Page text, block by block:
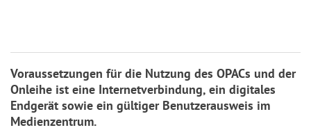
Voraussetzungen für die Nutzung des OPACs und der
Onleihe ist eine Internetverbindung, ein digitales
Endgerät sowie ein gültiger Benutzerausweis im
Medienzentrum.